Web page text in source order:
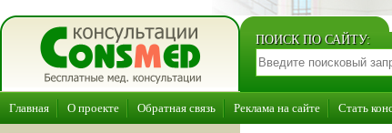
ПОИСК ПО САЙТУ:
Главная О проекте Обратная связь Реклама на сайте Стать